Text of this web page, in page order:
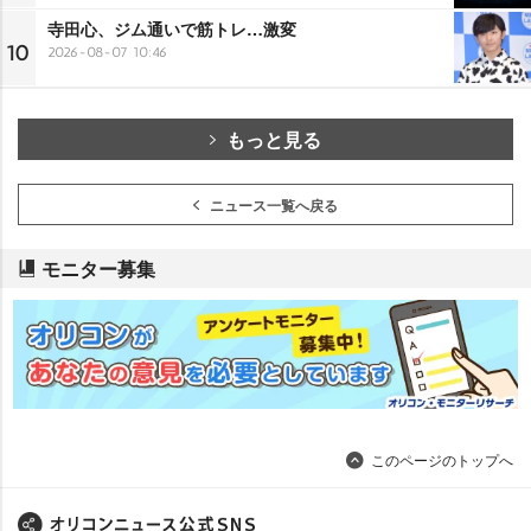
10
寺田心、ジム通いで筋トレ…激変
2026-08-07 10:46
もっと見る
ニュース一覧へ戻る
モニター募集
このページのトップへ